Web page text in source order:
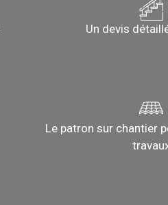
Un devis
Le patron sur chantier